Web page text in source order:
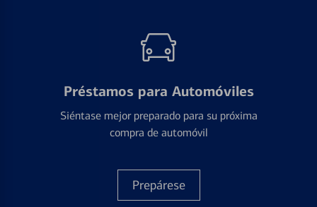
Préstamos para Automóviles
Siéntase mejor preparado para su próxima
compra de automóvil
Prepárese